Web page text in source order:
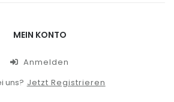
MEIN KONTO
Anmelden
uns? Jetzt Registrieren